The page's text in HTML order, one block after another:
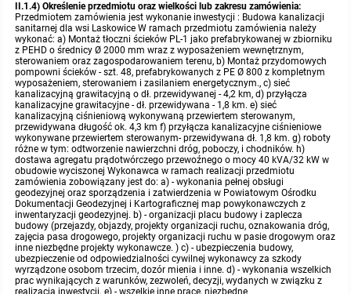
Protokoły z posiedzeń sesji 2014
Protokoły z posiedzeń sesji 2013
Protokoły z posiedzeń sesji 2012
Protokoły z posiedzeń sesji 2011
Protokoły z posiedzeń sesji 2010
Dyżury Przewodniczącego Rady Gminy
Informacja o wynikach naboru
Rejestr działalności regulowanej
Roczne sprawozdania z gospodarki odpadami
Analiza stanu gospodarki odpadami
Okresowa ocena jakości wody
Sprawozdanie okresowe z realizacji programu ochrony powietrza
Przetargi
Platforma e-Zamówienia
Ogłoszenia dodatkowe
Odpowiedzi na zapytania
Informacja z otwarcia ofert
Plan Postępowań
Informacje o wyborze ofert
Gminna Ewidencja Zabytków Gminy Lasowice Wielkie
Planowanie i zagospodarowanie przestrzenne
Studium uwarunkowań i kierunków zagospodarowania przestrzennego
Obowiązujące
W trakcie opracowania
Miejscowe plany zagospodarowania przestrzennego
Obowiązujące
W trakcie opracowania
Plan ogólny gminy
Obowiązujący
W trakcie opracowania
Formularze dotyczące aktów planowania przestrzennego
Wnioski o sporządzenie lub zmianę planów ogólnych lub planów
Zaproszenia do składania ofert
Archiwum BIP
OGŁOSZENIA
Taryfy dla zbiorowego zaopatrzenia w wodę i zbiorowego odprowadzania
ścieków dla Gminy Lasowice Wielkie
Ochrona danych osobowych
II.1.4) Określenie przedmiotu oraz wielkości lub zakresu zamówienia:
Przedmiotem zamówienia jest wykonanie inwestycji : Budowa kanalizacji
sanitarnej dla wsi Laskowice W ramach przedmiotu zamówienia należy
wykonać: a) Montaż tłoczni ścieków PL-1 jako prefabrykowanej w zbiorniku
z PEHD o średnicy Ø 2000 mm wraz z wyposażeniem wewnętrznym,
sterowaniem oraz zagospodarowaniem terenu, b) Montaż przydomowych
pompowni ścieków - szt. 48, prefabrykowanych z PE Ø 800 z kompletnym
wyposażeniem, sterowaniem i zasilaniem energetycznym., c) sieć
kanalizacyjną grawitacyjną o dł. przewidywanej - 4,2 km, d) przyłącza
kanalizacyjne grawitacyjne - dł. przewidywana - 1,8 km. e) sieć
kanalizacyjną ciśnieniową wykonywaną przewiertem sterowanym,
przewidywana długość ok. 4,3 km f) przyłącza kanalizacyjne ciśnieniowe
wykonywane przewiertem sterowanym- przewidywana dł. 1,8 km. g) roboty
różne w tym: odtworzenie nawierzchni dróg, poboczy, i chodników. h)
dostawa agregatu prądotwórczego przewoźnego o mocy 40 kVA/32 kW w
obudowie wyciszonej Wykonawca w ramach realizacji przedmiotu
zamówienia zobowiązany jest do: a) - wykonania pełnej obsługi
geodezyjnej oraz sporządzenia i zatwierdzenia w Powiatowym Ośrodku
Dokumentacji Geodezyjnej i Kartograficznej map powykonawczych z
inwentaryzacji geodezyjnej. b) - organizacji placu budowy i zaplecza
budowy (przejazdy, objazdy, projekty organizacji ruchu, oznakowania dróg,
zajęcia pasa drogowego, projekty organizacji ruchu w pasie drogowym oraz
inne niezbędne projekty wykonawcze. ) c) - ubezpieczenia budowy,
ubezpieczenie od odpowiedzialności cywilnej wykonawcy za szkody
wyrządzone osobom trzecim, dozór mienia i inne. d) - wykonania wszelkich
prac wynikających z warunków, zezwoleń, decyzji, wydanych w związku z
realizacją inwestycji. e) - wszelkie inne prace, niezbędne